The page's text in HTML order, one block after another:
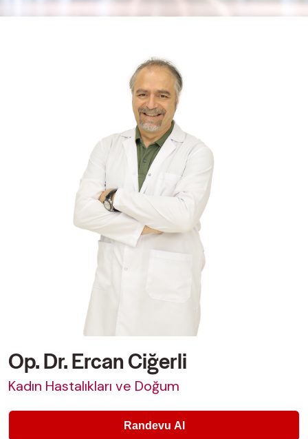
Op. Dr. Ercan Ciğerli
Kadın Hastalıkları ve Doğum